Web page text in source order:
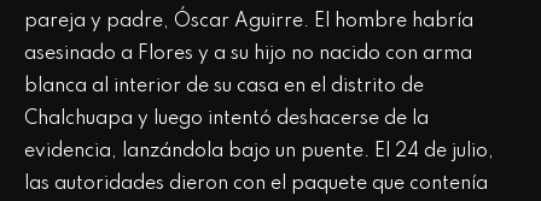
pareja y padre, Óscar Aguirre. El hombre habría
asesinado a Flores y a su hijo no nacido con arma
blanca al interior de su casa en el distrito de
Chalchuapa y luego intentó deshacerse de la
evidencia, lanzándola bajo un puente. El 24 de julio,
las autoridades dieron con el paquete que contenía